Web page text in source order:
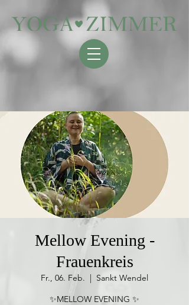
Mellow Evening -
Frauenkreis
Fr., 06. Feb.
  |
Sankt Wendel
✨MELLOW EVENING ✨